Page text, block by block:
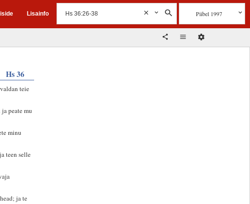
Lisainfo Piibel 1997
Hs 36
teie
peate mu
minu
teen selle
ja te